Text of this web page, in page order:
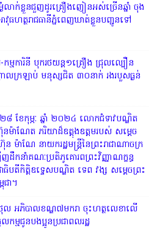
ម្ងំលាក់ខ្លួនជួញដូរគ្រឿងញៀនអស់ច្រើនឆ្នាំ ចុង
វុធហត្ថរាជធានីភ្នំពេញឃាត់ខ្លួនបញ្ជូនទៅ
-កម្មការិនី បុករថយន្ត១គ្រឿង ជ្រុលល្បឿន
លក្រឡាប់ មនុស្សជិត ៣០នាក់ រងរបួសធ្ងន់
៨ ខែកុម្ភៈ ឆ្នាំ ២០២៤ លោកជំទាវបណ្ឌិត
ម៉ាណែត ភរិយាដ៏ឧត្តុងឧត្តមរបស់ សម្តេច
ម៉ាណែ នាយករដ្ឋមន្រ្តីនៃព្រះរាជាណាចក្រ
ញដឹកនាំគណៈប្រតិភូគោរពព្រះវិញ្ញាណក្ខន្ធ
ធិបតីកិត្តិឧទ្ទេសបណ្ឌិត ទេព វង្ស សម្តេចព្រះ
ជា។
អភិបាលខណ្ឌ៧មករា ចុះហត្ថលេខាលើ
កម្មជូនបងប្អូនប្រជាពលរដ្ឋ